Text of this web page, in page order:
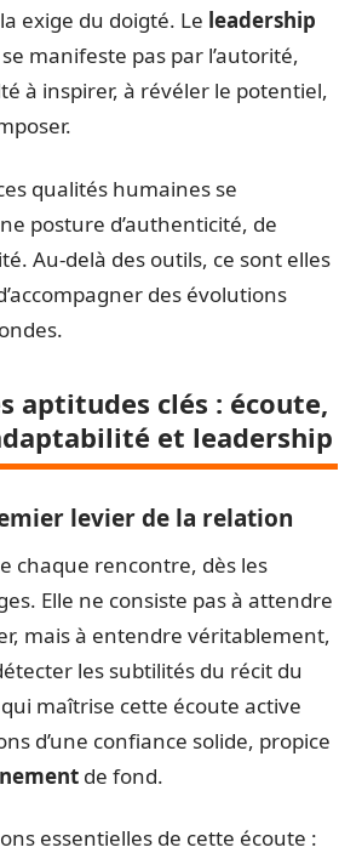
exige du doigté. Le leadership
manifeste pas par l’autorité,
à inspirer, à révéler le potentiel,
qualités humaines se
posture d’authenticité, de
Au-delà des outils, ce sont elles
des évolutions
aptitudes clés : écoute,
et leadership
levier de la relation
chaque rencontre, dès les
Elle ne consiste pas à attendre
mais à entendre véritablement,
les subtilités du récit du
maîtrise cette écoute active
d’une confiance solide, propice
de fond.
essentielles de cette écoute :